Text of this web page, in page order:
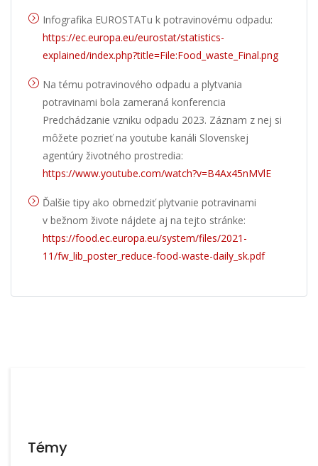
Infografika EUROSTATu k potravinovému odpadu:
https://ec.europa.eu/eurostat/statistics-
explained/index.php?title=File:Food_waste_Final.png
Na tému potravinového odpadu a plytvania
potravinami bola zameraná konferencia
Predchádzanie vzniku odpadu 2023. Záznam z nej si
môžete pozrieť na youtube kanáli Slovenskej
agentúry životného prostredia:
https://www.youtube.com/watch?v=B4Ax45nMVlE
Ďalšie tipy ako obmedziť plytvanie potravinami
v bežnom živote nájdete aj na tejto stránke:
https://food.ec.europa.eu/system/files/2021-
11/fw_lib_poster_reduce-food-waste-daily_sk.pdf
Témy